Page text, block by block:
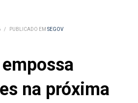
/ PUBLICADO EM SEGOV
na próxima